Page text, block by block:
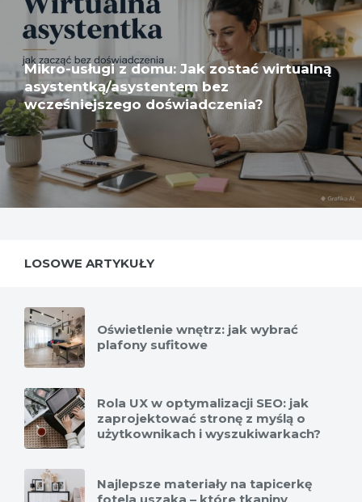
Mikro-usługi z domu: Jak zostać wirtualną
asystentką/asystentem bez
wcześniejszego doświadczenia?
LOSOWE ARTYKUŁY
Oświetlenie wnętrz: jak wybrać
plafony sufitowe
Rola UX w optymalizacji SEO: jak
zaprojektować stronę z myślą o
użytkownikach i wyszukiwarkach?
Najlepsze materiały na tapicerkę